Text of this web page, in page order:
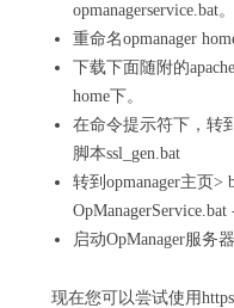
opmanagerservice.bat。
重命名opmanager
下载下面随附的
home下。
在命令提示符下，转
脚本ssl_gen.bat
转到opmanager主页>
OpManagerService.bat
启动OpManager服务器
现在您可以尝试使用